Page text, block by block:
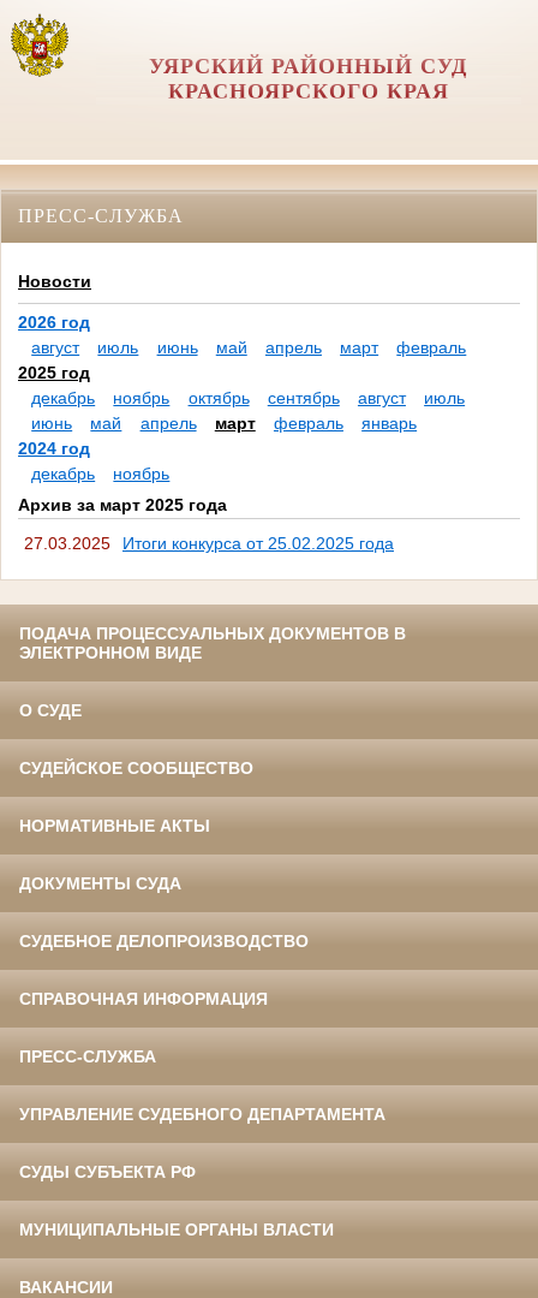
УЯРСКИЙ РАЙОННЫЙ СУД
КРАСНОЯРСКОГО КРАЯ
ПРЕСС-СЛУЖБА
Новости
2026 год
август
июль июнь май апрель март
февраль
2025 год
декабрь
ноябрь октябрь сентябрь август
июль
июнь
май апрель март февраль
январь
2024 год
декабрь
ноябрь
Архив за март 2025 года
27.03.2025
Итоги конкурса от 25.02.2025 года
ПОДАЧА ПРОЦЕССУАЛЬНЫХ ДОКУМЕНТОВ В
ЭЛЕКТРОННОМ ВИДЕ
О СУДЕ
СУДЕЙСКОЕ СООБЩЕСТВО
НОРМАТИВНЫЕ АКТЫ
ДОКУМЕНТЫ СУДА
СУДЕБНОЕ ДЕЛОПРОИЗВОДСТВО
СПРАВОЧНАЯ ИНФОРМАЦИЯ
ПРЕСС-СЛУЖБА
УПРАВЛЕНИЕ СУДЕБНОГО ДЕПАРТАМЕНТА
СУДЫ СУБЪЕКТА РФ
МУНИЦИПАЛЬНЫЕ ОРГАНЫ ВЛАСТИ
ВАКАНСИИ